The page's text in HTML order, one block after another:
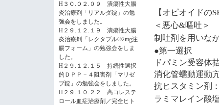
H３０.０２.０９ 潰瘍性大腸
炎治療剤「リアルダ錠」の勉
強会をしました。
H２９.１２.１９ 潰瘍性大腸
炎治療剤「レクタブル®2mg注
腸フォーム」の勉強会をしま
した。
H２９.１２.１５ 持続性選択
的ＤＰＰ－４阻害剤「マリゼ
ブ錠」の勉強会をしました。
H２９.１０.２２ 高コレステ
ロール血症治療剤／完全ヒト
【オピオイドの
＜悪心&嘔吐＞
制吐剤を用いな
●第一選択
ドパミン受容体
消化管蠕動運動
抗ヒスタミン剤
ラミマレイン酸